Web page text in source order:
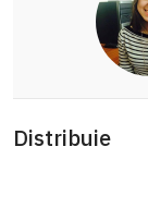
Distribuie